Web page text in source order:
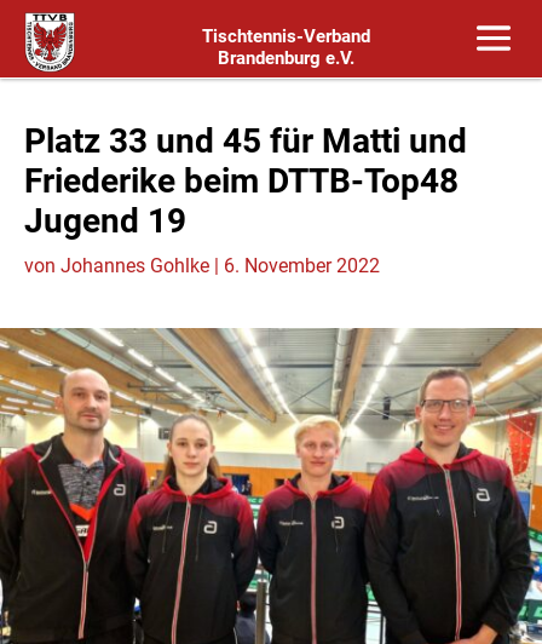
Tischtennis-Verband
Brandenburg e.V.
Platz 33 und 45 für Matti und
Friederike beim DTTB-Top48
Jugend 19
von Johannes Gohlke | 6. November 2022